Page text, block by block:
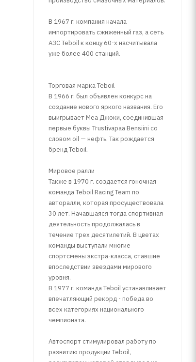
В 1967 г. компания начала
импортировать сжиженный газ, а сеть
АЗС Teboil к концу 60-х насчитывала
уже более 400 станций.
Торговая марка Teboil
В 1966 г. был объявлен конкурс на
создание нового яркого названия. Его
выигрывает Меа Джоки, соединившая
первые буквы Trustivapaa Bensiini со
словом oil — нефть. Так рождается
бренд Teboil.
Мировое ралли
Также в 1970 г. создается гоночная
команда Teboil Racing Team по
авторалли, которая просуществовала
30 лет. Начавшаяся тогда спортивная
деятельность продолжалась в
течение трех десятилетий. В цветах
команды выступали многие
спортсмены экстра-класса, ставшие
впоследствии звездами мирового
уровня.
В 1977 г. команда Teboil устанавливает
впечатляющий рекорд - победа во
всех категориях национального
чемпионата.
Автоспорт стимулировал работу по
развитию продукции Teboil,